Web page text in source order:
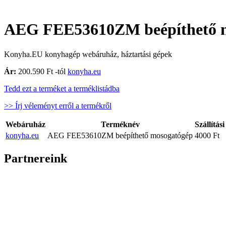
AEG FEE53610ZM beépíthető
Konyha.EU konyhagép webáruház, háztartási gépek
Ár: 200.590 Ft -tól konyha.eu
Tedd ezt a terméket a terméklistádba
>> Írj véleményt erről a termékről
Webáruház Terméknév
konyha.eu
AEG FEE53610ZM beépíthető mosogatógép 4000 Ft
Partnereink